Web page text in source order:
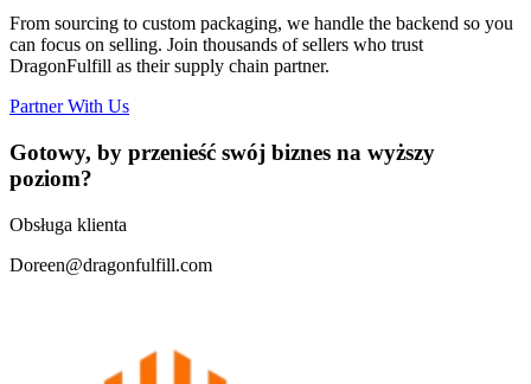
From sourcing to custom packaging, we handle the backend so you
can focus on selling. Join thousands of sellers who trust
DragonFulfill as their supply chain partner.
Partner With Us
Gotowy, by przenieść swój biznes na wyższy
poziom?
Obsługa klienta
Doreen@dragonfulfill.com